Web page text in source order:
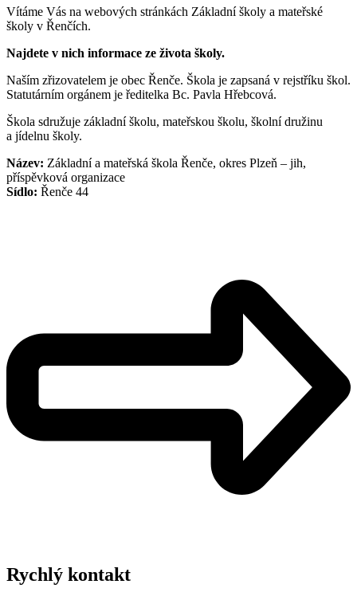
Vítáme Vás na webových stránkách Základní školy a mateřské
školy v Řenčích.
Najdete v nich informace ze života školy.
Naším zřizovatelem je obec Řenče. Škola je zapsaná v rejstříku škol.
Statutárním orgánem je ředitelka Bc. Pavla Hřebcová.
Škola sdružuje základní školu, mateřskou školu, školní družinu
a jídelnu školy.
Název: Základní a mateřská škola Řenče, okres Plzeň – jih,
příspěvková organizace
Sídlo: Řenče 44
Rychlý kontakt